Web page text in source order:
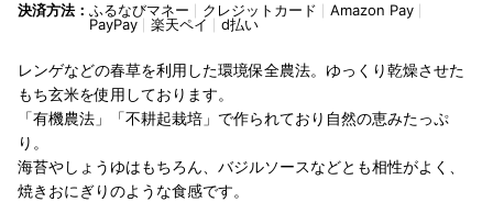
決済方法： ふるなびマネー クレジットカード
Amazon Pay
PayPay
楽天ペイ d払い
レンゲなどの春草を利用した環境保全農法。ゆっくり乾燥させた
もち玄米を使用しております。
「有機農法」「不耕起栽培」で作られており自然の恵みたっぷ
り。
海苔やしょうゆはもちろん、バジルソースなどとも相性がよく、
焼きおにぎりのような食感です。